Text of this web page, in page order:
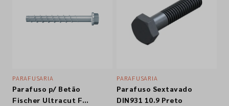
PARAFUSARIA
Parafuso p/ Betão
Fischer Ultracut FBS
PARAFUSARIA
Parafuso Sextavado
DIN931 10.9 Preto